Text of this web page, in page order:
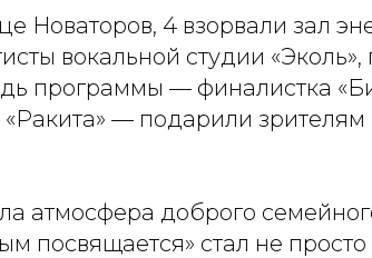
Новаторов, 4 взорвали зал
вокальной студии «Эколь»,
программы — финалистка
— подарили
атмосфера доброго
посвящается» стал не просто